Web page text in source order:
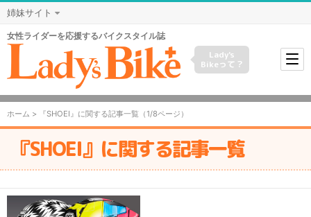
姉妹サイト
女性ライダーを応援するバイクスタイル誌
Lady's
Bikeって？
ホーム > 『SHOEI』に関する記事一覧（1/8ページ）
『SHOEI』に関する記事一覧